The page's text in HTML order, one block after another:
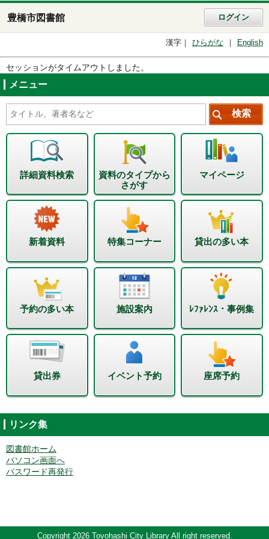
豊橋市図書館 ログイン
漢字 ひらがな English
セッションがタイムアウトしました。
メニュー
詳細資料検索
資料のタイプから
さがす
マイページ
新着資料 特集コーナー 貸出の多い本
予約の多い本 施設案内 ﾚﾌｧﾚﾝｽ・事例集
貸出券 イベント予約 座席予約
リンク集
図書館ホーム
パソコン画面へ
パスワード再発行
Copyright 2026 Toyohashi City Library All right reserved.